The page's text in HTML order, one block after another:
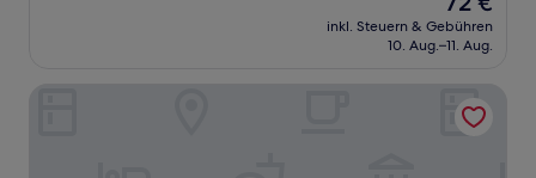
Preis
beträgt
inkl. Steuern & Gebühren
10. Aug.–11. Aug.